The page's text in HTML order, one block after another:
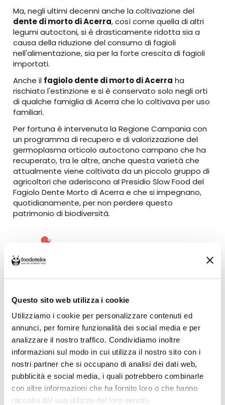
Questo sito web utilizza i cookie
Utilizziamo i cookie per personalizzare contenuti ed
annunci, per fornire funzionalità dei social media e per
analizzare il nostro traffico. Condividiamo inoltre
informazioni sul modo in cui utilizza il nostro sito con i
nostri partner che si occupano di analisi dei dati web,
pubblicità e social media, i quali potrebbero combinarle
con altre informazioni che ha fornito loro o che hanno
raccolto dal suo utilizzo dei loro servizi.
Ma, negli ultimi decenni anche la coltivazione del
dente di morto di Acerra, così come quella di altri
legumi autoctoni, si è drasticamente ridotta sia a
causa della riduzione del consumo di fagioli
nell'alimentazione, sia per la forte crescita di fagioli
importati.
Anche il fagiolo dente di morto di Acerra ha
rischiato l'estinzione e si è conservato solo negli orti
di qualche famiglia di Acerra che lo coltivava per uso
familiari.
Per fortuna è intervenuta la Regione Campania con
un programma di recupero e di valorizzazione del
germoplasma orticolo autoctono campano che ha
recuperato, tra le altre, anche questa varietà che
attualmente viene coltivata da un piccolo gruppo di
agricoltori che aderiscono al Presidio Slow Food del
Fagiolo Dente Morto di Acerra e che si impegnano,
quotidianamente, per non perdere questo
patrimonio di biodiversità.
SCOPRI I PRODOTTI DI
QUESTO PRODUTTORE